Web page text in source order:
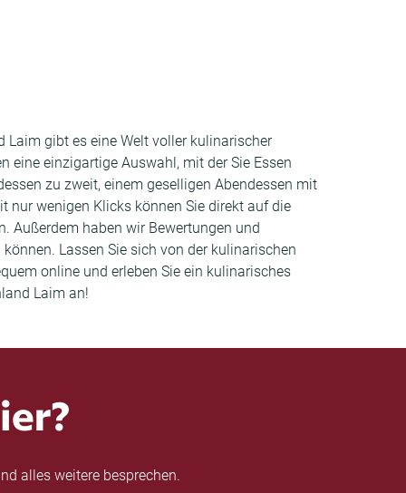
Laim gibt es eine Welt voller kulinarischer
eine einzigartige Auswahl, mit der Sie Essen
zu zweit, einem geselligen Abendessen mit
nur wenigen Klicks können Sie direkt auf die
Außerdem haben wir Bewertungen und
Lassen Sie sich von der kulinarischen
online und erleben Sie ein kulinarisches
Laim an!
alles weitere besprechen.